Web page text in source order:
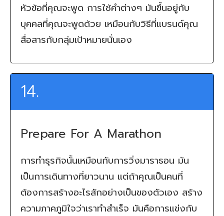
หัวข้อที่คุณจะพูด การใช้คำต่างๆ มันขึ้นอยู่กับ
บุคคลที่คุณจะพูดด้วย เหมือนกับวิธีที่แบรนด์คุณ
สื่อสารกับกลุ่มเป้าหมายนั่นเอง
14.
Prepare For A Marathon
การทำธุรกิจนั้นเหมือนกับการวิ่งมาราธอน มัน
เป็นการเดินทางที่ยาวนาน แต่ถ้าคุณเป็นคนที่
ต้องการสร้างอะไรสักอย่างเป็นของตัวเอง สร้าง
ความภาคภูมิใจว่าเราทำสำเร็จ มันคือการแข่งกับ